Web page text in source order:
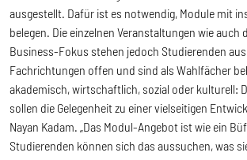
ausgestellt. Dafür ist es notwendig, Module mit
belegen. Die einzelnen Veranstaltungen wie auch
Business-Fokus stehen jedoch Studierenden
Fachrichtungen offen und sind als Wahlfächer
akademisch, wirtschaftlich, sozial oder kulturell:
sollen die Gelegenheit zu einer vielseitigen
Nayan Kadam. „Das Modul-Angebot ist wie ein
Studierenden können sich das aussuchen, was